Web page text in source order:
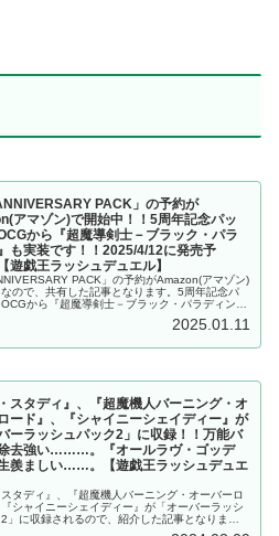
PACK」の予約が
アマゾン)で開始中！！5周年記念パッ
から『超魔導剣士－ブラック・パラ
も実装です！！2025/4/12に発売予
遊戯王ラッシュデュエル】
PACK」の予約がAmazon(アマゾン)
ので、共有した記事となります。5周年記念パ
から『超魔導剣士－ブラック・パラディン』
】
2025.01.11
・スタディ』、『超魔機人バーニング・オ
ード』、『シャイニーシェイディー』が
バーラッシュパック2」に収録！！万能バ
去強い………。『オールラヴ・ゴッデ
羨ましい……。【遊戯王ラッシュデュエ
スタディ』、『超魔機人バーニング・オーバーロ
シャイニーシェイディー』が「オーバーラッシ
2」に収録されるので、紹介した記事となりま